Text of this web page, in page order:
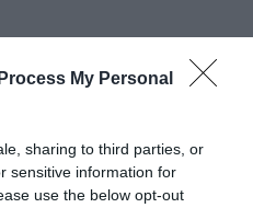
My Personal
sharing to third parties, or
sensitive information for
use the below opt-out